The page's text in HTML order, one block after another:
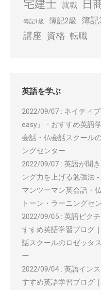
宅建士 就職 日
簿記1級 簿記2級 簿記
講座 資格 転職
英語を学ぶ
2022/09/07 : ネイティ
easy』 - おすすめ英語
会話・仏会話スクール
ングセンター
2022/09/07 : 英語が聞
ング力を上げる勉強法
マンツーマン英会話・
トーン・ラーニングセ
2022/09/05 : 英語ピク
すすめ英語学習ブログ
話スクールのロゼッタ
ー
2022/09/04: 英語イン
すすめ英語学習ブログ